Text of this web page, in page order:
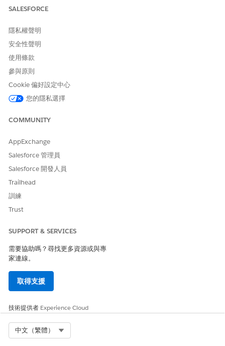
傳送 MTA 是否獲得授權從 Salesforce 網域傳送電子郵件。
的電子郵件不會被假冒。
您可以透過兩種方式針對從 Salesforce 傳送的電子郵件實作 SPF:
啟用「電子郵件安全性合規性」,或在 SPF 記錄中包含
Salesforce。
「電子郵件安全性合規性」會更新來自 Salesforce 所傳送電子
郵件地址的信封。啟用此功能後,地址中的電子郵件標題是您的
電子郵件地址,但地址中的信封是
輸工作人員 (MTA) 用來從我們的網域傳送電子郵件的 IP。即使
件仍會通過 SPF 檢查。
如果您未啟用「電子郵件安全性合規性」,我們建議您為您的電
子郵件網域設定「寄件者原則架構」(SPF) 記錄。若要通過 SPF
另請參照：
SALESFORCE
隱私權聲明
安全性聲明
使用條款
參與原則
Cookie 偏好設定中心
您的隱私選擇
COMMUNITY
AppExchange
Salesforce 管理員
Salesforce 開發人員
Trailhead
訓練
Trust
SUPPORT & SERVICES
需要協助嗎？尋找更多資源或與專
家連線。
取得支援
技術提供者 Experience Cloud
中文（繁體）